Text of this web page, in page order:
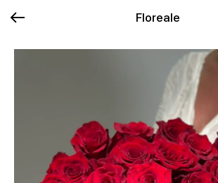
Floreale